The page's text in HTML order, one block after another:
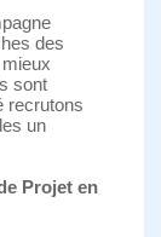
des
sont
recrutons
un
Projet en